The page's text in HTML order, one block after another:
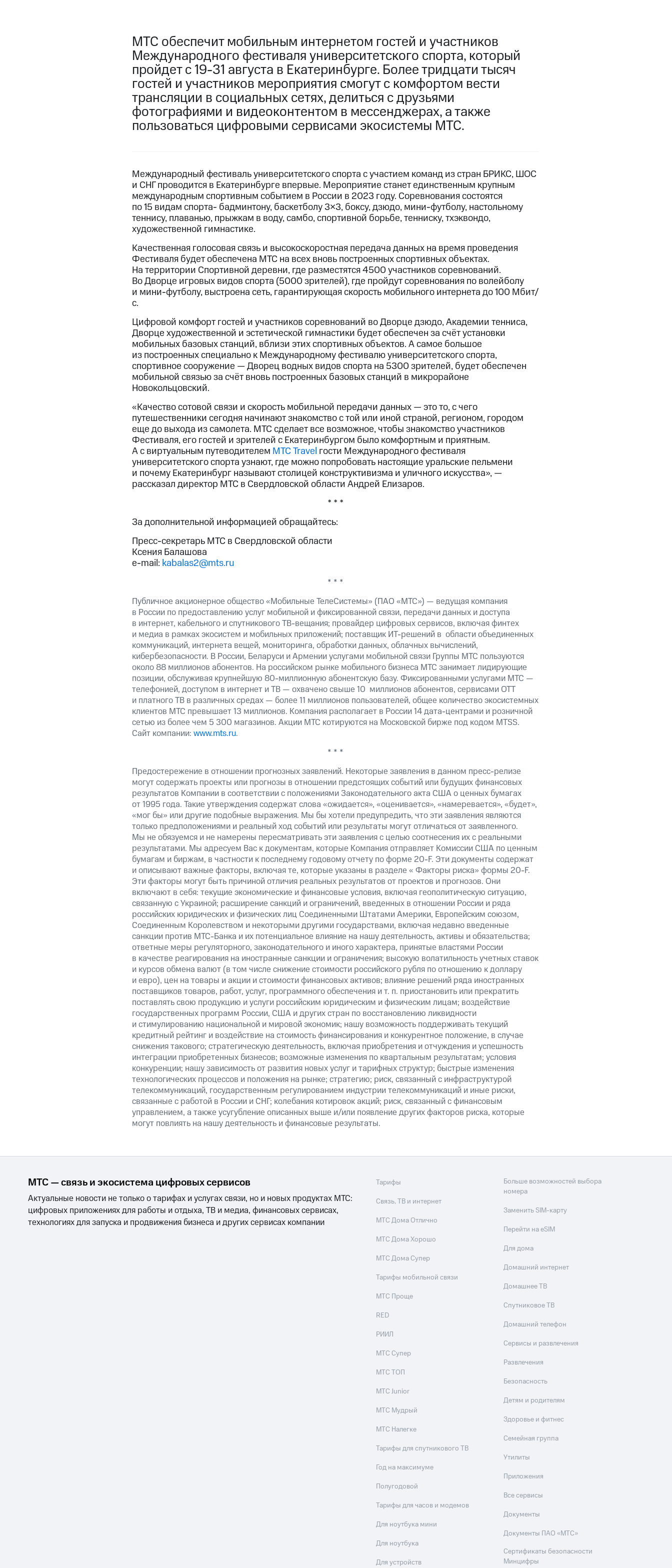
МТС обеспечит мобильным интернетом гостей и участников
Международного фестиваля университетского спорта, который
пройдет с 19-31 августа в Екатеринбурге. Более тридцати тысяч
гостей и участников мероприятия смогут с комфортом вести
трансляции в социальных сетях, делиться с друзьями
фотографиями и видеоконтентом в мессенджерах, а также
пользоваться цифровыми сервисами экосистемы МТС.
Международный фестиваль университетского спорта с участием команд из стран БРИКС, ШОС
и СНГ проводится в Екатеринбурге впервые. Мероприятие станет единственным крупным
международным спортивным событием в России в 2023 году. Соревнования состоятся
по 15 видам спорта- бадминтону, баскетболу 3×3, боксу, дзюдо, мини-футболу, настольному
теннису, плаванью, прыжкам в воду, самбо, спортивной борьбе, тенниску, тхэквондо,
художественной гимнастике.
Качественная голосовая связь и высокоскоростная передача данных на время проведения
Фестиваля будет обеспечена МТС на всех вновь построенных спортивных объектах.
На территории Спортивной деревни, где разместятся 4500 участников соревнований.
Во Дворце игровых видов спорта (5000 зрителей), где пройдут соревнования по волейболу
и мини-футболу, выстроена сеть, гарантирующая скорость мобильного интернета до 100 Мбит/
с.
Цифровой комфорт гостей и участников соревнований во Дворце дзюдо, Академии тенниса,
Дворце художественной и эстетической гимнастики будет обеспечен за счёт установки
мобильных базовых станций, вблизи этих спортивных объектов. А самое большое
из построенных специально к Международному фестивалю университетского спорта,
спортивное сооружение — Дворец водных видов спорта на 5300 зрителей, будет обеспечен
мобильной связью за счёт вновь построенных базовых станций в микрорайоне
Новокольцовский.
«Качество сотовой связи и скорость мобильной передачи данных — это то, с чего
путешественники сегодня начинают знакомство с той или иной страной, регионом, городом
еще до выхода из самолета. МТС сделает все возможное, чтобы знакомство участников
Фестиваля, его гостей и зрителей с Екатеринбургом было комфортным и приятным.
А с виртуальным путеводителем МТС Travel гости Международного фестиваля
университетского спорта узнают, где можно попробовать настоящие уральские пельмени
и почему Екатеринбург называют столицей конструктивизма и уличного искусства», —
рассказал директор МТС в Свердловской области Андрей Елизаров.
* * *
За дополнительной информацией обращайтесь:
Пресс-секретарь МТС в Свердловской области
Ксения Балашова
e-mail: kabalas2@mts.ru
* * *
Публичное акционерное общество «Мобильные ТелеСистемы» (ПАО «МТС») — ведущая компания
в России по предоставлению услуг мобильной и фиксированной связи, передачи данных и доступа
в интернет, кабельного и спутникового ТВ-вещания; провайдер цифровых сервисов, включая финтех
и медиа в рамках экосистем и мобильных приложений; поставщик ИТ-решений в области объединенных
коммуникаций, интернета вещей, мониторинга, обработки данных, облачных вычислений,
кибербезопасности. В России, Беларуси и Армении услугами мобильной связи Группы МТС пользуются
около 88 миллионов абонентов. На российском рынке мобильного бизнеса МТС занимает лидирующие
позиции, обслуживая крупнейшую 80-миллионную абонентскую базу. Фиксированными услугами МТС —
телефонией, доступом в интернет и ТВ — охвачено свыше 10 миллионов абонентов, сервисами OTT
и платного ТВ в различных средах — более 11 миллионов пользователей, общее количество экосистемных
клиентов МТС превышает 13 миллионов. Компания располагает в России 14 дата-центрами и розничной
сетью из более чем 5 300 магазинов. Акции МТС котируются на Московской бирже под кодом MTSS.
Сайт компании: www.mts.ru.
* * *
Предостережение в отношении прогнозных заявлений. Некоторые заявления в данном пресс-релизе
могут содержать проекты или прогнозы в отношении предстоящих событий или будущих финансовых
результатов Компании в соответствии с положениями Законодательного акта США о ценных бумагах
от 1995 года. Такие утверждения содержат слова «ожидается», «оценивается», «намеревается», «будет»,
«мог бы» или другие подобные выражения. Мы бы хотели предупредить, что эти заявления являются
только предположениями и реальный ход событий или результаты могут отличаться от заявленного.
Мы не обязуемся и не намерены пересматривать эти заявления с целью соотнесения их с реальными
результатами. Мы адресуем Вас к документам, которые Компания отправляет Комиссии США по ценным
бумагам и биржам, в частности к последнему годовому отчету по форме 20-F. Эти документы содержат
и описывают важные факторы, включая те, которые указаны в разделе « Факторы риска» формы 20-F.
Эти факторы могут быть причиной отличия реальных результатов от проектов и прогнозов. Они
включают в себя: текущие экономические и финансовые условия, включая геополитическую ситуацию,
связанную с Украиной; расширение санкций и ограничений, введенных в отношении России и ряда
российских юридических и физических лиц Соединенными Штатами Америки, Европейским союзом,
Соединенным Королевством и некоторыми другими государствами, включая недавно введенные
санкции против МТС-Банка и их потенциальное влияние на нашу деятельность, активы и обязательства;
ответные меры регуляторного, законодательного и иного характера, принятые властями России
в качестве реагирования на иностранные санкции и ограничения; высокую волатильность учетных ставок
и курсов обмена валют (в том числе снижение стоимости российского рубля по отношению к доллару
и евро), цен на товары и акции и стоимости финансовых активов; влияние решений ряда иностранных
поставщиков товаров, работ, услуг, программного обеспечения и т. п. приостановить или прекратить
поставлять свою продукцию и услуги российским юридическим и физическим лицам; воздействие
государственных программ России, США и других стран по восстановлению ликвидности
и стимулированию национальной и мировой экономик; нашу возможность поддерживать текущий
кредитный рейтинг и воздействие на стоимость финансирования и конкурентное положение, в случае
снижения такового; стратегическую деятельность, включая приобретения и отчуждения и успешность
интеграции приобретенных бизнесов; возможные изменения по квартальным результатам; условия
конкуренции; нашу зависимость от развития новых услуг и тарифных структур; быстрые изменения
технологических процессов и положения на рынке; стратегию; риск, связанный с инфраструктурой
телекоммуникаций, государственным регулированием индустрии телекоммуникаций и иные риски,
связанные с работой в России и СНГ; колебания котировок акций; риск, связанный с финансовым
управлением, а также усугубление описанных выше и/или появление других факторов риска, которые
могут повлиять на нашу деятельность и финансовые результаты.
МТС — связь и экосистема цифровых сервисов
Актуальные новости не только о тарифах и услугах связи, но и новых продуктах МТС:
цифровых приложениях для работы и отдыха, ТВ и медиа, финансовых сервисах,
технологиях для запуска и продвижения бизнеса и других сервисах компании
Тарифы
Связь, ТВ и интернет
МТС Дома Отлично
МТС Дома Хорошо
МТС Дома Супер
Тарифы мобильной связи
МТС Проще
RED
РИИЛ
МТС Супер
МТС ТОП
МТС Junior
МТС Мудрый
МТС Налегке
Тарифы для спутникового ТВ
Год на максимуме
Полугодовой
Тарифы для часов и модемов
Для ноутбука мини
Для ноутбука
Для устройств
Больше возможностей выбора
номера
Заменить SIM-карту
Перейти на eSIM
Для дома
Домашний интернет
Домашнее ТВ
Спутниковое ТВ
Домашний телефон
Сервисы и развлечения
Развлечения
Безопасность
Детям и родителям
Здоровье и фитнес
Семейная группа
Утилиты
Приложения
Все сервисы
Документы
Документы ПАО «МТС»
Сертификаты безопасности
Минцифры